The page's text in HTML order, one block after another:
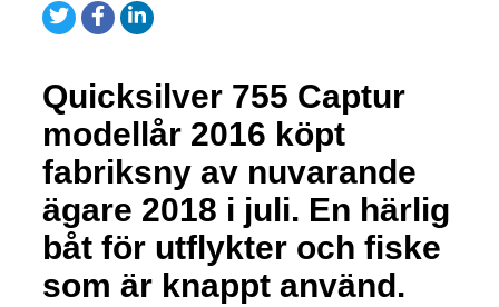
Quicksilver 755 Captur
modellår 2016 köpt
fabriksny av nuvarande
ägare 2018 i juli. En härlig
båt för utflykter och fiske
som är knappt använd.